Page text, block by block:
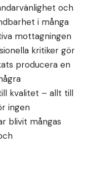
och
i många
mottagningen
kritiker gör
producera en
kvalitet – allt till
ingen
blivit mångas